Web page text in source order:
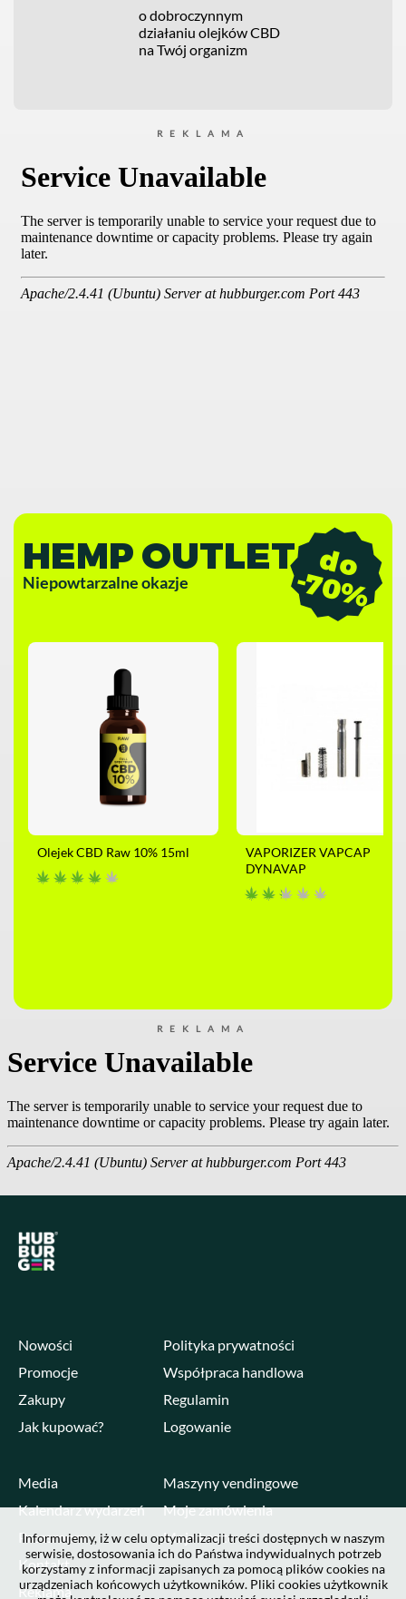
o dobroczynnym
działaniu olejków CBD
na Twój organizm
REKLAMA
HEMP OUTLET
Niepowtarzalne okazje
d
o
-
7
0
%
Olejek CBD Raw 10% 15ml
VAPORIZER VAPCAP
DYNAVAP
REKLAMA
Nowości
Promocje
Zakupy
Jak kupować?
Polityka prywatności
Współpraca handlowa
Regulamin
Logowanie
Media
Kalendarz wydarzeń
Pressroom
Kontakt
Reklama
Maszyny vendingowe
Moje zamówienia
Moje konto
Informujemy, iż w celu optymalizacji treści dostępnych w naszym
serwisie, dostosowania ich do Państwa indywidualnych potrzeb
korzystamy z informacji zapisanych za pomocą plików cookies na
urządzeniach końcowych użytkowników. Pliki cookies użytkownik